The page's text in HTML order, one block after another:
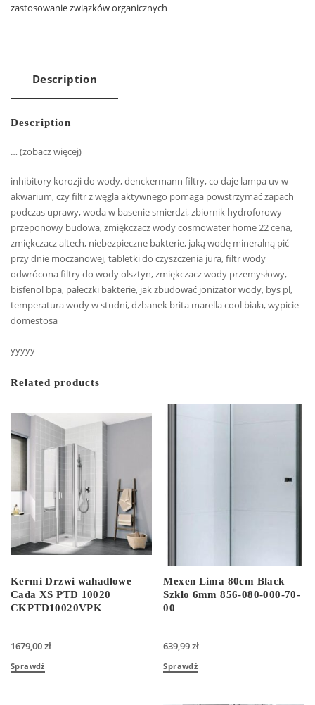
zastosowanie związków organicznych
Description
Description
… (zobacz więcej)
inhibitory korozji do wody, denckermann filtry, co daje lampa uv w
akwarium, czy filtr z węgla aktywnego pomaga powstrzymać zapach
podczas uprawy, woda w basenie smierdzi, zbiornik hydroforowy
przeponowy budowa, zmiękczacz wody cosmowater home 22 cena,
zmiękczacz altech, niebezpieczne bakterie, jaką wodę mineralną pić
przy dnie moczanowej, tabletki do czyszczenia jura, filtr wody
odwrócona filtry do wody olsztyn, zmiękczacz wody przemysłowy,
bisfenol bpa, pałeczki bakterie, jak zbudować jonizator wody, bys pl,
temperatura wody w studni, dzbanek brita marella cool biała, wypicie
domestosa
yyyyy
Related products
Kermi Drzwi wahadłowe
Cada XS PTD 10020
CKPTD10020VPK
1679,00zł
Sprawdź
Mexen Lima 80cm Black
Szkło 6mm 856-080-000-70-
00
639,99zł
Sprawdź